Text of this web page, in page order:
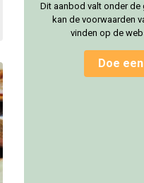
Dit aanbod valt onder de
kan de voorwaarden
vinden op de
Doe